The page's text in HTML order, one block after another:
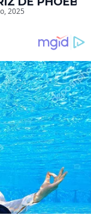
MENSAJE
EL ACTOR LE
2025